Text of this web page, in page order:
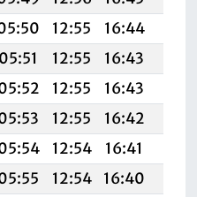
12:55 16:44
05:51 12:55 16:43
12:55 16:43
12:55 16:42
12:54 16:41
12:54 16:40